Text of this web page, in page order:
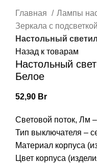
Главная
Лампы
Зеркала с подсветкой
Настольный
Назад к товарам
Настольный
Белое
52,90 Br
Световой поток, Лм
Тип выключателя –
Материал корпуса
Цвет корпуса